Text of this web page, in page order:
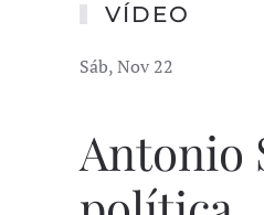
VÍDEO
Sáb, Nov 22
Antonio